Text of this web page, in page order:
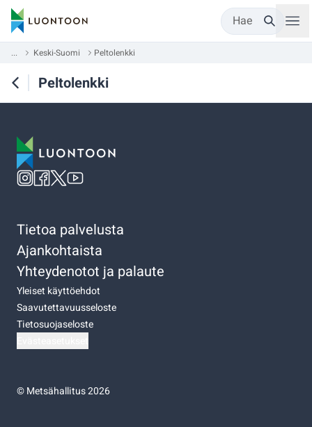
Hae
... Keski-Suomi Peltolenkki
Peltolenkki
Tietoa palvelusta
Ajankohtaista
Yhteydenotot ja palaute
Yleiset käyttöehdot
Saavutettavuusseloste
Tietosuojaseloste
©Metsähallitus 2026